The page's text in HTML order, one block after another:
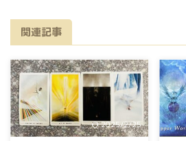
関連記事
2025/2/25